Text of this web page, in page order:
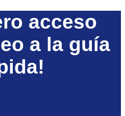
acceso
a la guía